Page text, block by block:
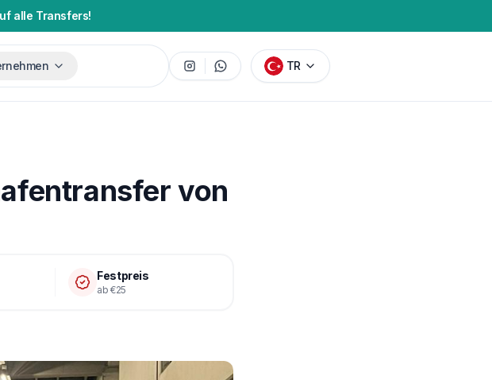
alle Transfers!
TR
von
Festpreis
ab €25